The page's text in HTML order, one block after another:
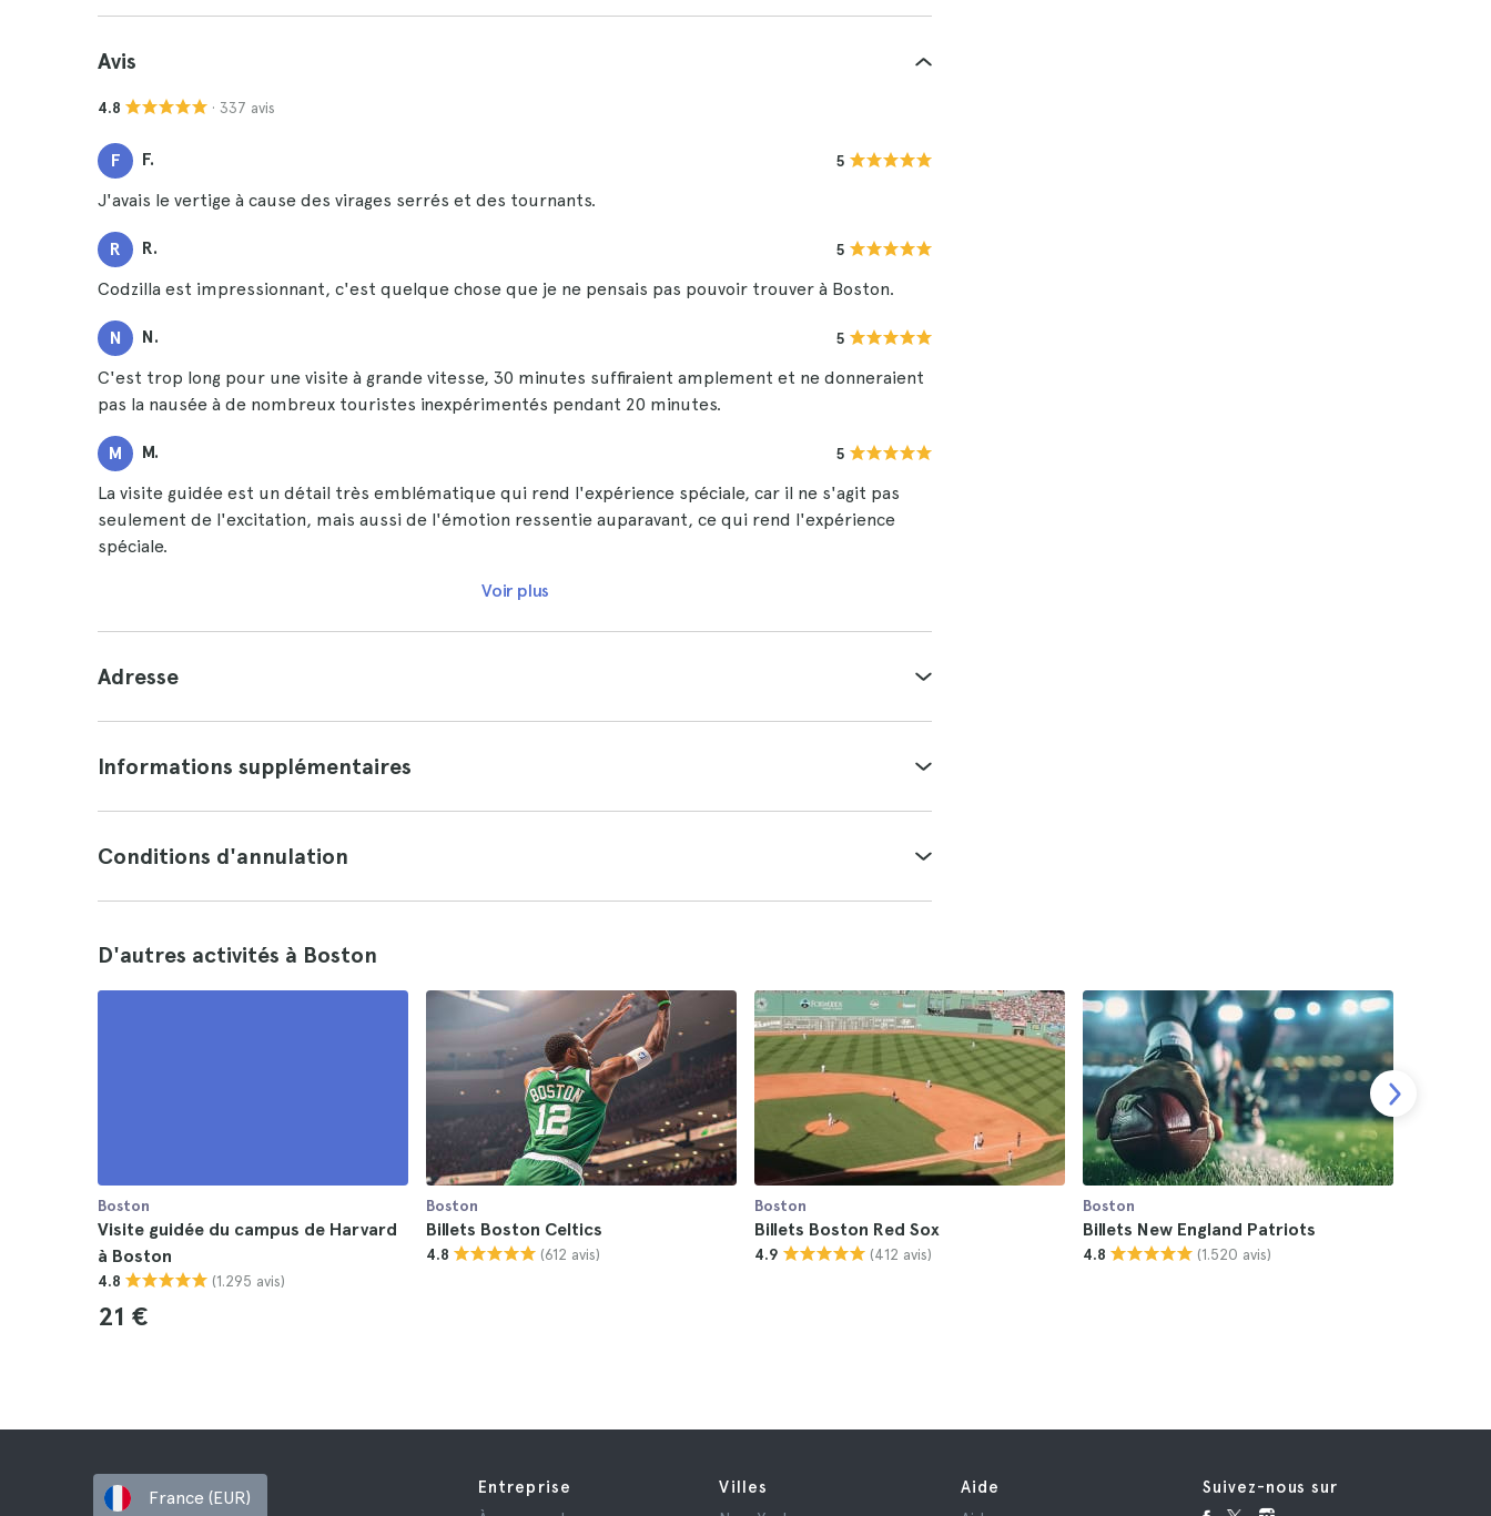
Avis
4.8 · 337 avis
F F. 5
J'avais le vertige à cause des virages serrés et des tournants.
R R. 5
Codzilla est impressionnant, c'est quelque chose que je ne pensais pas pouvoir trouver à Boston.
N N. 5
C'est trop long pour une visite à grande vitesse, 30 minutes suffiraient amplement et ne donneraient
pas la nausée à de nombreux touristes inexpérimentés pendant 20 minutes.
M M. 5
La visite guidée est un détail très emblématique qui rend l'expérience spéciale, car il ne s'agit pas
seulement de l'excitation, mais aussi de l'émotion ressentie auparavant, ce qui rend l'expérience
spéciale.
Voir plus
Adresse
Informations supplémentaires
Conditions d'annulation
D'autres activités à Boston
Boston
Visite guidée du campus de Harvard
à Boston
4.8 (1.295 avis)
21 €
Boston
Billets Boston Celtics
4.8 (612 avis)
Boston
Billets Boston Red Sox
4.9 (412 avis)
Boston
Billets New England Patriots
4.8 (1.520 avis)
France (EUR)
Entreprise
Villes
Aide
Suivez-nous sur